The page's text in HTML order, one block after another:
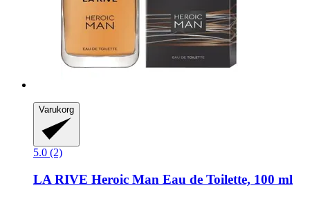
Varukorg
5.0 (2)
LA RIVE Heroic Man Eau de Toilette, 100 ml